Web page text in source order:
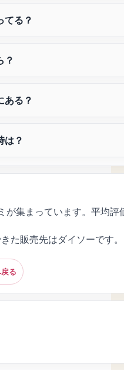
てる？
？
ある？
は？
が集まっています。平均
た販売先はダイソーです
る